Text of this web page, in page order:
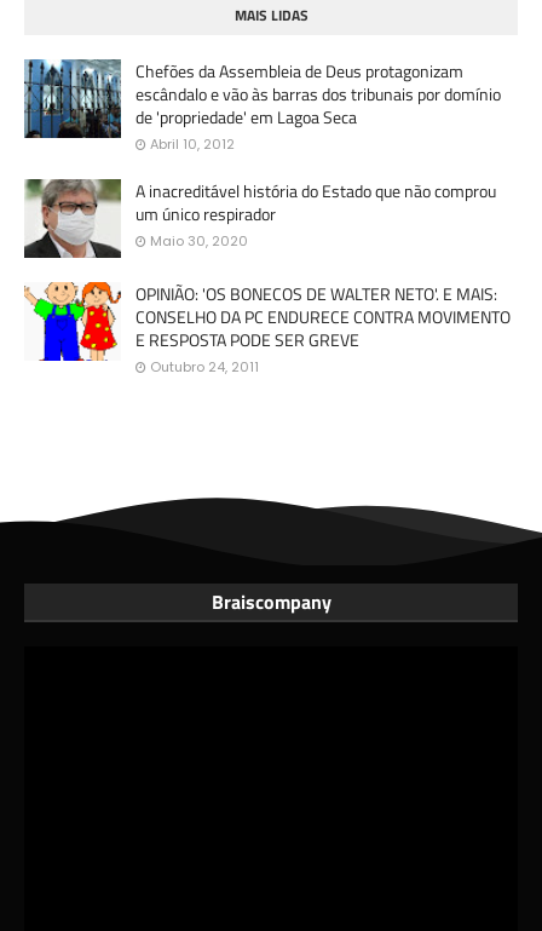
MAIS LIDAS
Chefões da Assembleia de Deus protagonizam
escândalo e vão às barras dos tribunais por domínio
de 'propriedade' em Lagoa Seca
Abril 10, 2012
A inacreditável história do Estado que não comprou
um único respirador
Maio 30, 2020
OPINIÃO: 'OS BONECOS DE WALTER NETO'. E MAIS:
CONSELHO DA PC ENDURECE CONTRA MOVIMENTO
E RESPOSTA PODE SER GREVE
Outubro 24, 2011
Braiscompany